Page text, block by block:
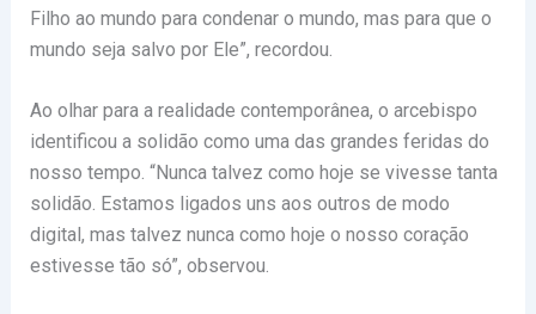
Filho ao mundo para condenar o mundo, mas para que o
mundo seja salvo por Ele”, recordou.
Ao olhar para a realidade contemporânea, o arcebispo
identificou a solidão como uma das grandes feridas do
nosso tempo. “Nunca talvez como hoje se vivesse tanta
solidão. Estamos ligados uns aos outros de modo
digital, mas talvez nunca como hoje o nosso coração
estivesse tão só”, observou.